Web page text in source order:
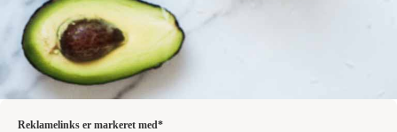
Reklamelinks er markeret med*